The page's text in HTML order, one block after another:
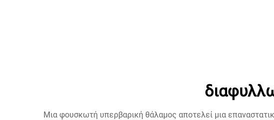
Μια φουσκωτή υπερβαρική θάλαμος αποτελεί μια